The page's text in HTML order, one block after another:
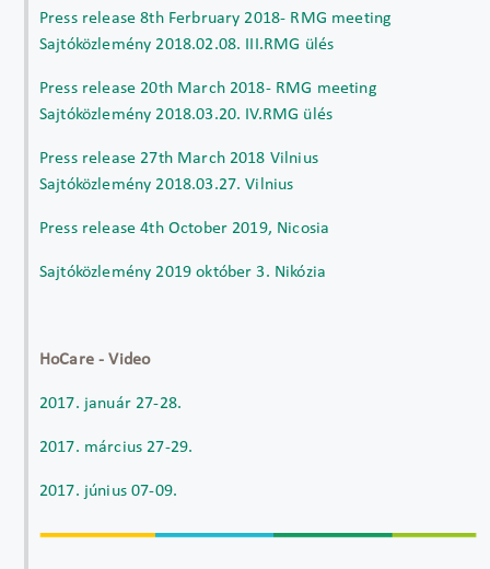
Press release 8th Ferbruary 2018- RMG meeting
Sajtóközlemény 2018.02.08. III.RMG ülés
Press release 20th March 2018- RMG meeting
Sajtóközlemény 2018.03.20. IV.RMG ülés
Press release 27th March 2018 Vilnius
Sajtóközlemény 2018.03.27. Vilnius
Press release 4th October 2019, Nicosia
Sajtóközlemény 2019 október 3. Nikózia
HoCare - Video
2017. január 27-28.
2017. március 27-29.
2017. június 07-09.